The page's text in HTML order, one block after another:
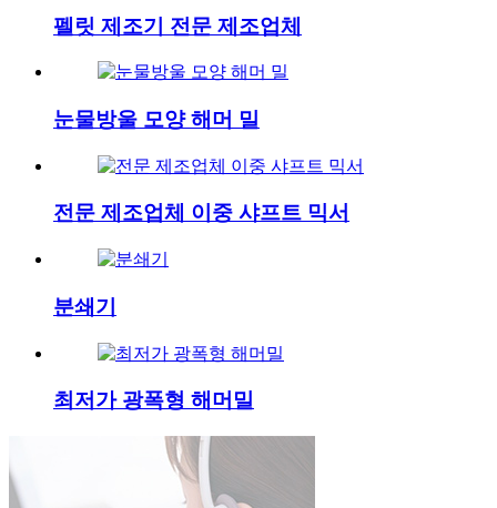
펠릿 제조기 전문 제조업체
눈물방울 모양 해머 밀
전문 제조업체 이중 샤프트 믹서
분쇄기
최저가 광폭형 해머밀